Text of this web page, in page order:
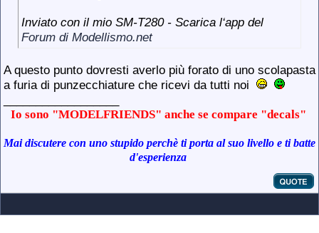
Inviato con il mio SM-T280 - Scarica l‘app del
Forum di Modellismo.net
A questo punto dovresti averlo più forato di uno scolapasta
a furia di punzecchiature che ricevi da tutti noi
Io sono "MODELFRIENDS" anche se compare "decals"
Mai discutere con uno stupido perchè ti porta al suo livello e ti batte
d'esperienza